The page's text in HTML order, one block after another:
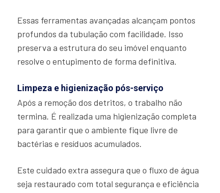
Essas ferramentas avançadas alcançam pontos
profundos da tubulação com facilidade. Isso
preserva a estrutura do seu imóvel enquanto
resolve o entupimento de forma definitiva.
Limpeza e higienização pós-serviço
Após a remoção dos detritos, o trabalho não
termina. É realizada uma higienização completa
para garantir que o ambiente fique livre de
bactérias e resíduos acumulados.
Este cuidado extra assegura que o fluxo de água
seja restaurado com total segurança e eficiência